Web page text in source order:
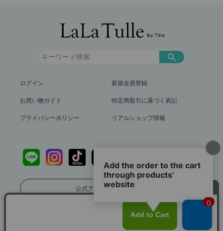
ログイン 新規会員登録
お買い物ガイド 特定商取引に基づく表記
プライバシーポリシー リアルショップ情報
公式アプリをダウンロード
送料799円（沖縄、離島を除く）12,000円以上で送料無料